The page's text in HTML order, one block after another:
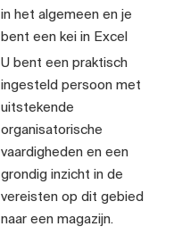
in het algemeen en je
bent een kei in Excel
U bent een praktisch
ingesteld persoon met
uitstekende
organisatorische
vaardigheden en een
grondig inzicht in de
vereisten op dit gebied
naar een magazijn.